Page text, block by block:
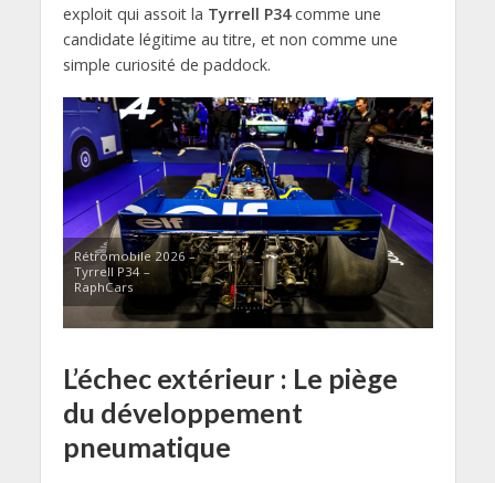
exploit qui assoit la Tyrrell P34comme une
candidate légitime au titre, et non comme une
simple curiosité de paddock.
Rétromobile 2026 –
Tyrrell P34 –
RaphCars
L’échec extérieur : Le piège
du développement
pneumatique